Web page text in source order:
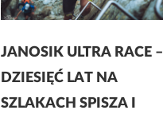
JANOSIK ULTRA RACE –
DZIESIĘĆ LAT NA
SZLAKACH SPISZA I